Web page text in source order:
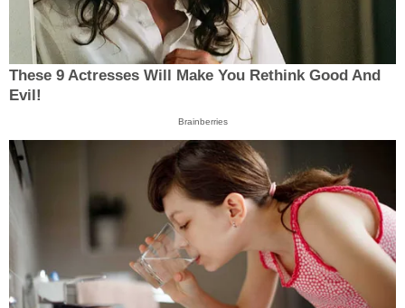
These 9 Actresses Will Make You Rethink Good And
Evil!
Brainberries